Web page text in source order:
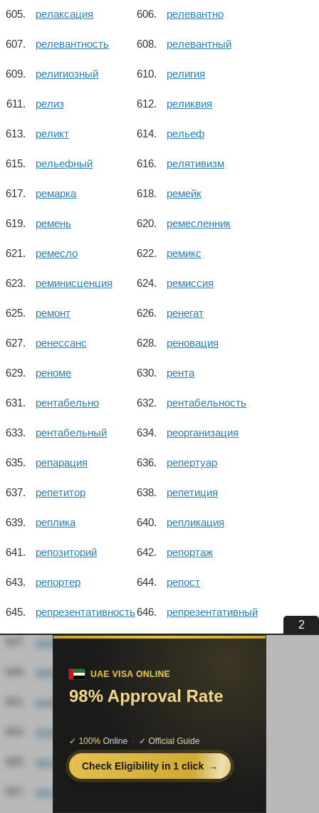
релаксация релевантно
релевантность релевантный
религиозный религия
релиз реликвия
реликт рельеф
рельефный релятивизм
ремарка ремейк
ремень ремесленник
ремесло ремикс
реминисценция ремиссия
ремонт ренегат
ренессанс реновация
реноме рента
рентабельно рентабельность
рентабельный реорганизация
репарация репертуар
репетитор репетиция
реплика репликация
репозиторий репортаж
репортер репост
репрезентативность репрезентативный
репрезентация репрессивный
репрессия реприза
реприманд репродуктивный
репродукция
ресепшен ресепшн
ресоциализация
1